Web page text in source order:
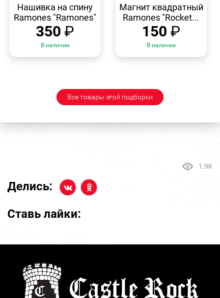
ПРОСМОТР
Нашивка на спину
Ramones "Ramones"
350 ₽
В наличии
ПРОСМОТР
Магнит квадратный
Ramones "Rocket...
150 ₽
В наличии
Все товары этой подборки
1.9K
Делись:
Ставь лайки: